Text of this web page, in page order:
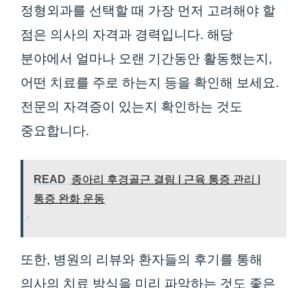
정형외과를 선택할 때 가장 먼저 고려해야 할
점은 의사의 자격과 경력입니다. 해당
분야에서 얼마나 오랜 기간동안 활동했는지,
어떤 치료를 주로 하는지 등을 확인해 보세요.
전문의 자격증이 있는지 확인하는 것도
중요합니다.
READ 종아리 후경골근 결림 | 근육 통증 관리 |
통증 완화 운동
또한, 병원의 리뷰와 환자들의 후기를 통해
의사의 치료 방식을 미리 파악하는 것도 좋은